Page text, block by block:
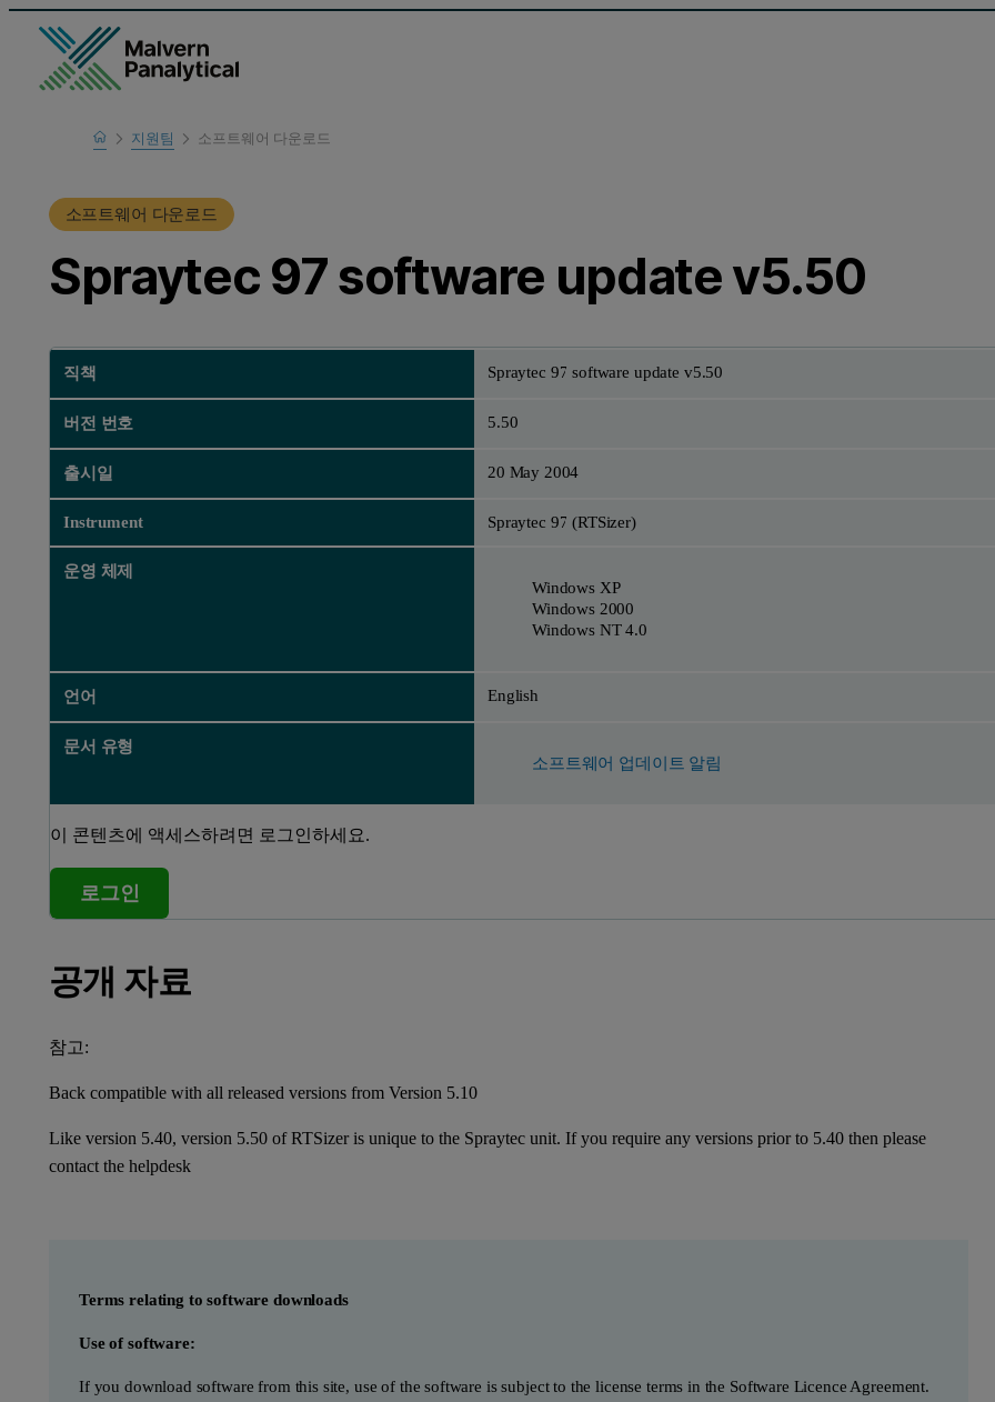
Home지원팀
제품 지원
소프트웨어 다운로드
소프트웨어 다운로드
Spraytec 97 software update v5.50
직책 Spraytec 97 software update v5.50
버전 번호 5.50
출시일 20 May 2004
Instrument Spraytec 97 (RTSizer)
운영 체제
Windows XP
Windows 2000
Windows NT 4.0
언어 English
문서 유형
소프트웨어 업데이트 알림
이 콘텐츠에 액세스하려면 로그인하세요.
로그인
공개 자료
참고:
Back compatible with all released versions from Version 5.10
Like version 5.40, version 5.50 of RTSizer is unique to the Spraytec unit. If you require any versions prior to 5.40 then please
contact the helpdesk
Terms relating to software downloads
Use of software:
If you download software from this site, use of the software is subject to the license terms in the Software Licence Agreement.